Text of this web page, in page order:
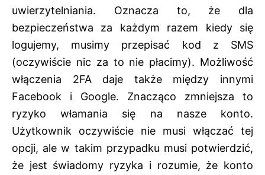
uwierzytelniania. Oznacza to, że dla
bezpieczeństwa za każdym razem kiedy się
logujemy, musimy przepisać kod z SMS
(oczywiście nic za to nie płacimy). Możliwość
włączenia 2FA daje także między innymi
Facebook i Google. Znacząco zmniejsza to
ryzyko włamania się na nasze konto.
Użytkownik oczywiście nie musi włączać tej
opcji, ale w takim przypadku musi potwierdzić,
że jest świadomy ryzyka i rozumie, że konto